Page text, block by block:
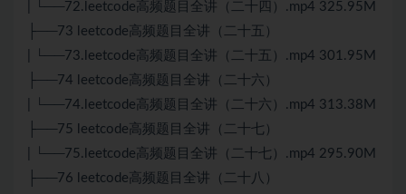
| └──72.leetcode高频题目全讲（二十四）.mp4 325.95M
├──73 leetcode高频题目全讲（二十五）
| └──73.leetcode高频题目全讲（二十五）.mp4 301.95M
├──74 leetcode高频题目全讲（二十六）
| └──74.leetcode高频题目全讲（二十六）.mp4 313.38M
├──75 leetcode高频题目全讲（二十七）
| └──75.leetcode高频题目全讲（二十七）.mp4 295.90M
├──76 leetcode高频题目全讲（二十八）